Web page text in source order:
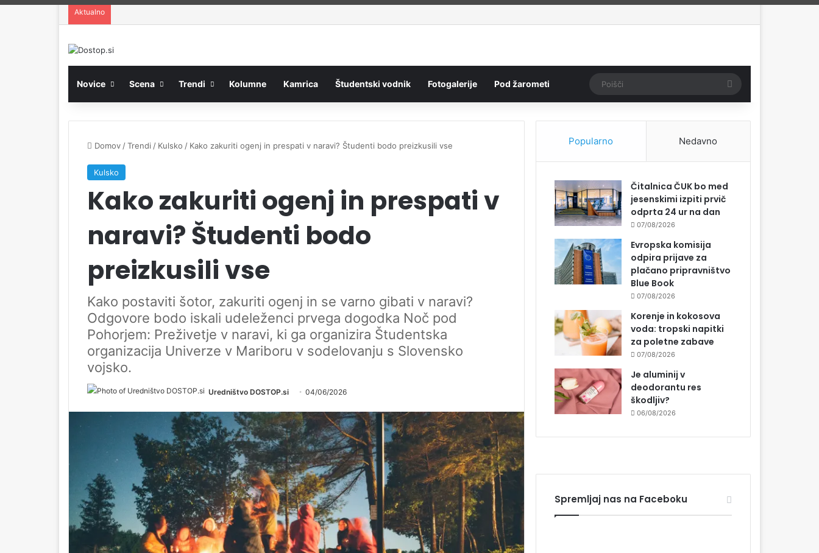
Aktualno
Novice Scena Trendi Kolumne Kamrica Študentski vodnik Fotogalerije Pod žarometi
Domov /Trendi / Kulsko / Kako zakuriti ogenj in prespati v naravi? Študenti bodo preizkusili vse
Kulsko
Kako zakuriti ogenj in prespati v
naravi? Študenti bodo
preizkusili vse
Kako postaviti šotor, zakuriti ogenj in se varno gibati v naravi?
Odgovore bodo iskali udeleženci prvega dogodka Noč pod
Pohorjem: Preživetje v naravi, ki ga organizira Študentska
organizacija Univerze v Mariboru v sodelovanju s Slovensko
vojsko.
Uredništvo DOSTOP.si 04/06/2026
Popularno Nedavno
Čitalnica ČUK bo med
jesenskimi izpiti prvič
odprta 24 ur na dan
07/08/2026
Evropska komisija
odpira prijave za
plačano pripravništvo
Blue Book
07/08/2026
Korenje in kokosova
voda: tropski napitki
za poletne zabave
07/08/2026
Je aluminij v
deodorantu res
škodljiv?
06/08/2026
Spremljaj nas na Faceboku